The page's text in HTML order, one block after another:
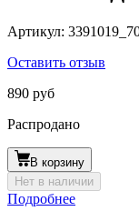
Артикул:
Оставить отзыв
890 руб
Распродано
В корзину
Нет в наличии
Подробнее